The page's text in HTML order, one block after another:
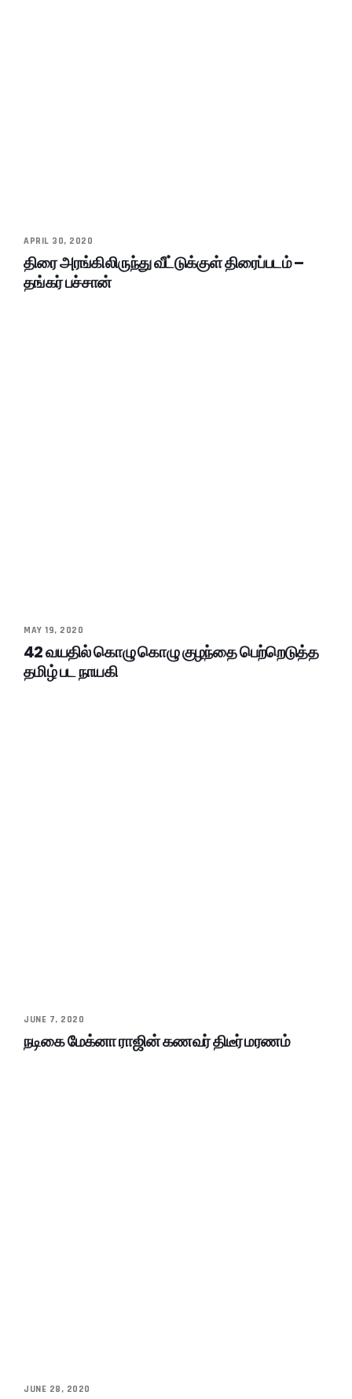
APRIL 30, 2020
திரை அரங்கிலிருந்து வீட்டுக்குள் திரைப்படம் –
தங்கர் பச்சான்
MAY 19, 2020
42 வயதில் கொழு கொழு குழந்தை பெற்றெடுத்த
தமிழ் பட நாயகி
JUNE 7, 2020
நடிகை மேக்னா ராஜின் கணவர் திடீர் மரணம்
JUNE 28, 2020